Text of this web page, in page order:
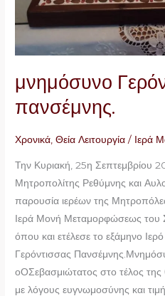
μνημόσυνο
πανσέμνης.
Χρονικά,Θεία Λειτουργία / Ιερά
Την Κυριακή, 25η Σεπτεμβρίου
Μητροπολίτης Ρεθύμνης και
παρουσία ιερέων της
Ιερά Μονή Μεταμορφώσεως του
όπου και ετέλεσε το εξάμηνο
Γερόντισσας
οΟΣεβασμιώτατος στο τέλος της
με λόγους ευγνωμοσύνης και